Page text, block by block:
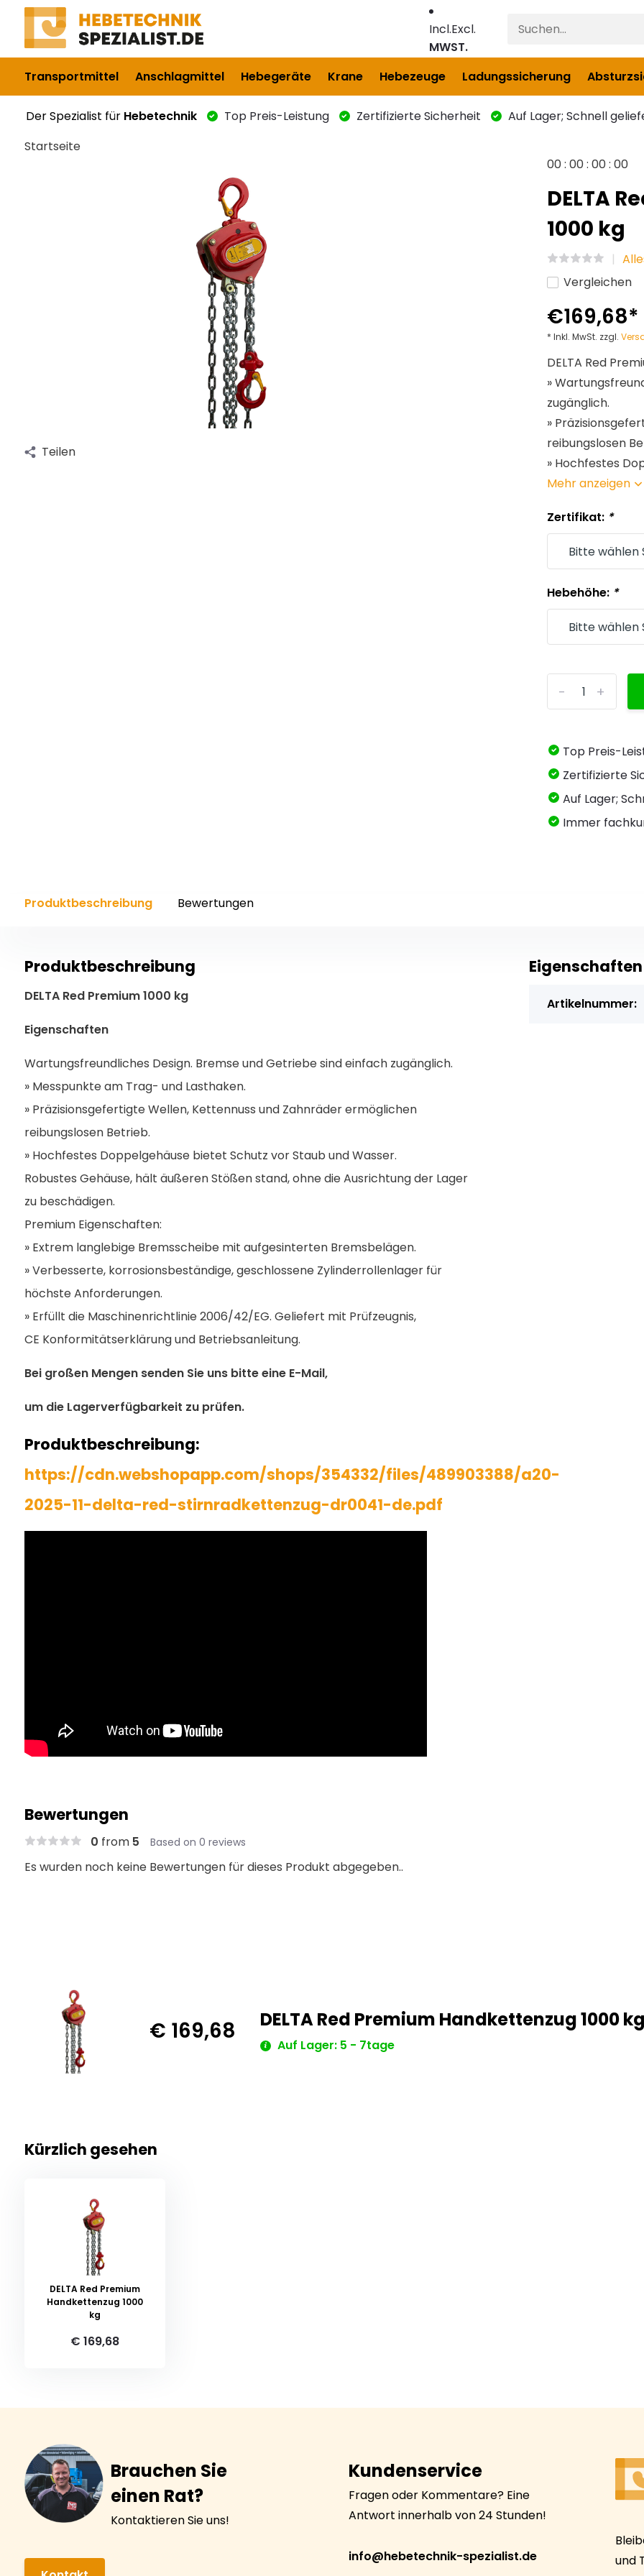
Incl.Excl.
MWST.
Transportmittel Anschlagmittel Hebegeräte Krane Hebezeuge Ladungssicherung
Der Spezialist für Hebetechnik Top Preis-Leistung Zertifizierte Sicherheit
Auf Lager; Schnell
Startseite
Teilen
00:00:00:00
DELTA
1000 kg
Vergleichen
€169,68*
* Inkl. MwSt. zzgl.
DELTA Red
»
zugänglich.
»
reibungslosen
» Hochfestes
Mehr anzeigen
Zertifikat: *
Hebehöhe: *
+
-
Top Preis-
Zertifizierte
Auf Lager;
Immer
Produktbeschreibung Bewertungen
Produktbeschreibung
DELTA Red Premium 1000 kg
Eigenschaften
Wartungsfreundliches Design. Bremse und Getriebe sind einfach zugänglich.
» Messpunkte am Trag- und Lasthaken.
» Präzisionsgefertigte Wellen, Kettennuss und Zahnräder ermöglichen
reibungslosen Betrieb.
» Hochfestes Doppelgehäuse bietet Schutz vor Staub und Wasser.
Robustes Gehäuse, hält äußeren Stößen stand, ohne die Ausrichtung der Lager
zu beschädigen.
Premium Eigenschaften:
» Extrem langlebige Bremsscheibe mit aufgesinterten Bremsbelägen.
» Verbesserte, korrosionsbeständige, geschlossene Zylinderrollenlager für
höchste Anforderungen.
» Erfüllt die Maschinenrichtlinie 2006/42/EG. Geliefert mit Prüfzeugnis,
CE Konformitätserklärung und Betriebsanleitung.
Bei großen Mengen senden Sie uns bitte eine E-Mail,
um die Lagerverfügbarkeit zu prüfen.
Produktbeschreibung:
https://cdn.webshopapp.com/shops/354332/files/489903388/a20-
2025-11-delta-red-stirnradkettenzug-dr0041-de.pdf
Eigenschaften
Artikelnummer:
Bewertungen
0 from 5 Based on 0 reviews
Es wurden noch keine Bewertungen für dieses Produkt abgegeben..
€ 169,68 DELTA Red Premium Handkettenzug 1000 kg
Auf Lager: 5 - 7tage
Kürzlich gesehen
DELTA Red Premium
Handkettenzug 1000
kg
€ 169,68
Brauchen Sie
einen Rat?
Kontaktieren Sie uns!
Kundenservice
Fragen oder Kommentare? Eine
Antwort innerhalb von 24 Stunden!
info@hebetechnik-spezialist.de
und